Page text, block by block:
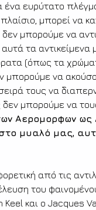
ευρύτατο
μπορεί να
μπορούμε να
τα αντικείμενα
(όπως τα
μπορούμε να
τους να
μπορούμε να
Αερομορφων ως
μυαλό μας,
από τις
του
και ο Jacques